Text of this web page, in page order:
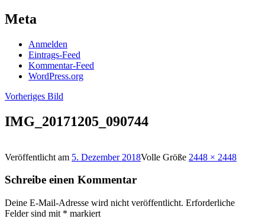
Meta
Anmelden
Eintrags-Feed
Kommentar-Feed
WordPress.org
Vorheriges Bild
IMG_20171205_090744
Veröffentlicht am 5. Dezember 2018Volle Größe 2448 × 2448
Schreibe einen Kommentar
Deine E-Mail-Adresse wird nicht veröffentlicht. Erforderliche
Felder sind mit * markiert